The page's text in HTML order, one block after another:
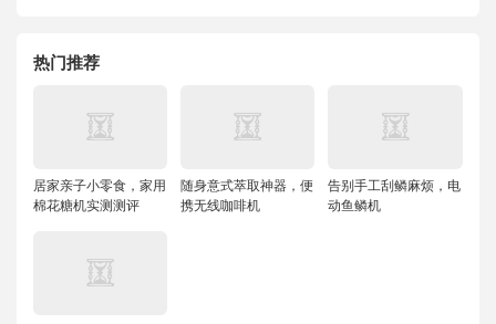
热门推荐
居家亲子小零食，家用
棉花糖机实测测评
随身意式萃取神器，便
携无线咖啡机
告别手工刮鳞麻烦，电
动鱼鳞机